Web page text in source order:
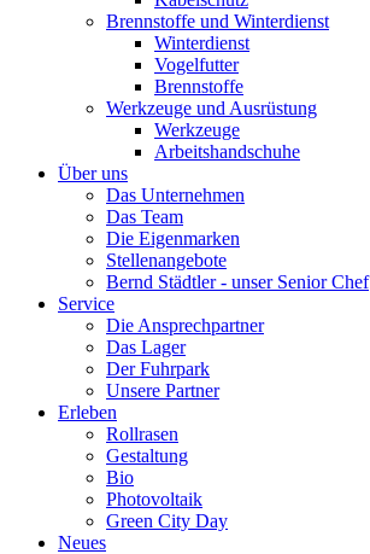
Brennstoffe und Winterdienst
Winterdienst
Vogelfutter
Brennstoffe
Werkzeuge und Ausrüstung
Werkzeuge
Arbeitshandschuhe
Über uns
Das Unternehmen
Das Team
Die Eigenmarken
Stellenangebote
Bernd Städtler - unser Senior Chef
Service
Die Ansprechpartner
Das Lager
Der Fuhrpark
Unsere Partner
Erleben
Rollrasen
Gestaltung
Bio
Photovoltaik
Green City Day
Neues